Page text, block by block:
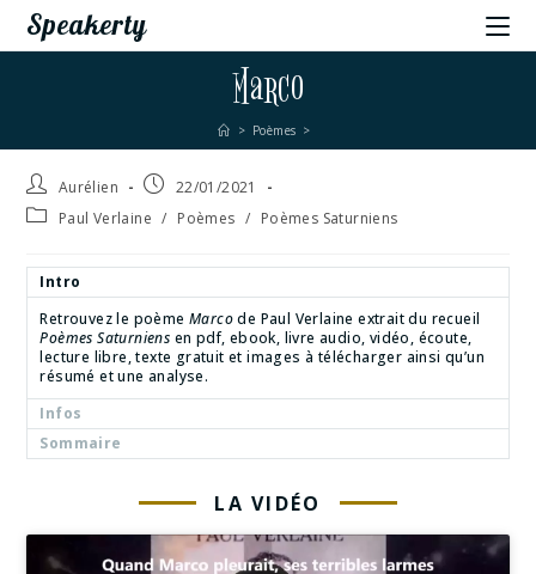
Speakerty
Marco
> Poèmes >
Aurélien
22/01/2021
Paul Verlaine / Poèmes / Poèmes Saturniens
Intro
Retrouvez le poèmeMarcode Paul Verlaine extrait du recueil
Poèmes Saturniens en pdf, ebook, livre audio, vidéo, écoute,
lecture libre, texte gratuit et images à télécharger ainsi qu’un
résumé et une analyse.
Infos
Sommaire
LA VIDÉO